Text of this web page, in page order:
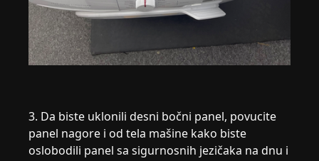
3. Da biste uklonili desni bočni panel, povucite
panel nagore i od tela mašine kako biste
oslobodili panel sa sigurnosnih jezičaka na dnu i